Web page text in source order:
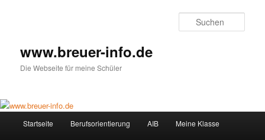
www.breuer-info.de
Die Webseite für meine Schüler
Startseite Berufsorientierung AIB Meine Klasse